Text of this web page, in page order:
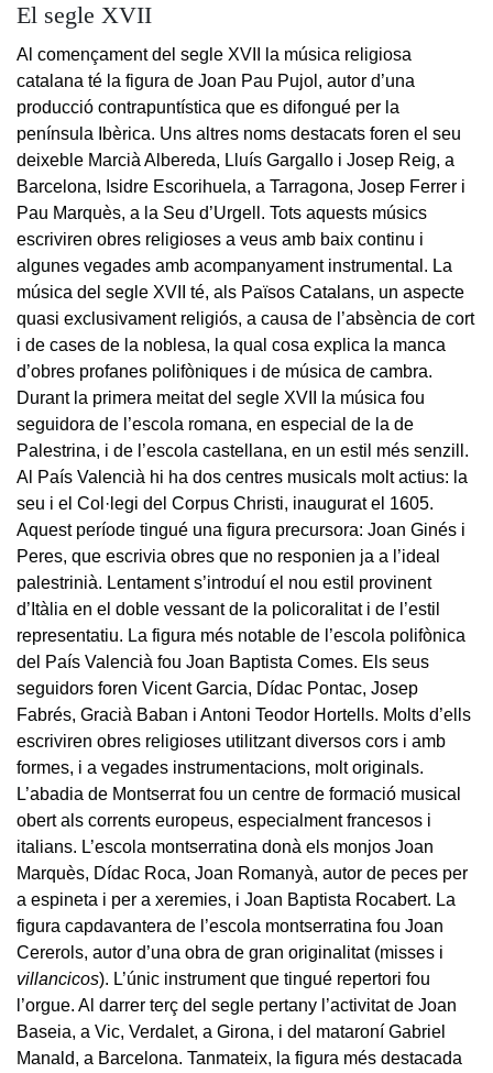
El segle XVII
Al començament del segle XVII la música religiosa
catalana té la figura de Joan Pau Pujol, autor d’una
producció contrapuntística que es difongué per la
península Ibèrica. Uns altres noms destacats foren el seu
deixeble Marcià Albereda, Lluís Gargallo i Josep Reig, a
Barcelona, Isidre Escorihuela, a Tarragona, Josep Ferrer i
Pau Marquès, a la Seu d’Urgell. Tots aquests músics
escriviren obres religioses a veus amb baix continu i
algunes vegades amb acompanyament instrumental. La
música del segle XVII té, als Països Catalans, un aspecte
quasi exclusivament religiós, a causa de l’absència de cort
i de cases de la noblesa, la qual cosa explica la manca
d’obres profanes polifòniques i de música de cambra.
Durant la primera meitat del segle XVII la música fou
seguidora de l’escola romana, en especial de la de
Palestrina, i de l’escola castellana, en un estil més senzill.
Al País Valencià hi ha dos centres musicals molt actius: la
seu i el Col·legi del Corpus Christi, inaugurat el 1605.
Aquest període tingué una figura precursora: Joan Ginés i
Peres, que escrivia obres que no responien ja a l’ideal
palestrinià. Lentament s’introduí el nou estil provinent
d’Itàlia en el doble vessant de la policoralitat i de l’estil
representatiu. La figura més notable de l’escola polifònica
del País Valencià fou Joan Baptista Comes. Els seus
seguidors foren Vicent Garcia, Dídac Pontac, Josep
Fabrés, Gracià Baban i Antoni Teodor Hortells. Molts d’ells
escriviren obres religioses utilitzant diversos cors i amb
formes, i a vegades instrumentacions, molt originals.
L’abadia de Montserrat fou un centre de formació musical
obert als corrents europeus, especialment francesos i
italians. L’escola montserratina donà els monjos Joan
Marquès, Dídac Roca, Joan Romanyà, autor de peces per
a espineta i per a xeremies, i Joan Baptista Rocabert. La
figura capdavantera de l’escola montserratina fou Joan
Cererols, autor d’una obra de gran originalitat (misses i
villancicos). L’únic instrument que tingué repertori fou
l’orgue. Al darrer terç del segle pertany l’activitat de Joan
Baseia, a Vic, Verdalet, a Girona, i del mataroní Gabriel
Manald, a Barcelona. Tanmateix, la figura més destacada